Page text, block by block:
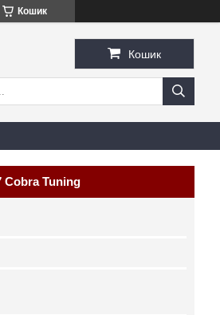
Кошик
Кошик
Cobra Tuning